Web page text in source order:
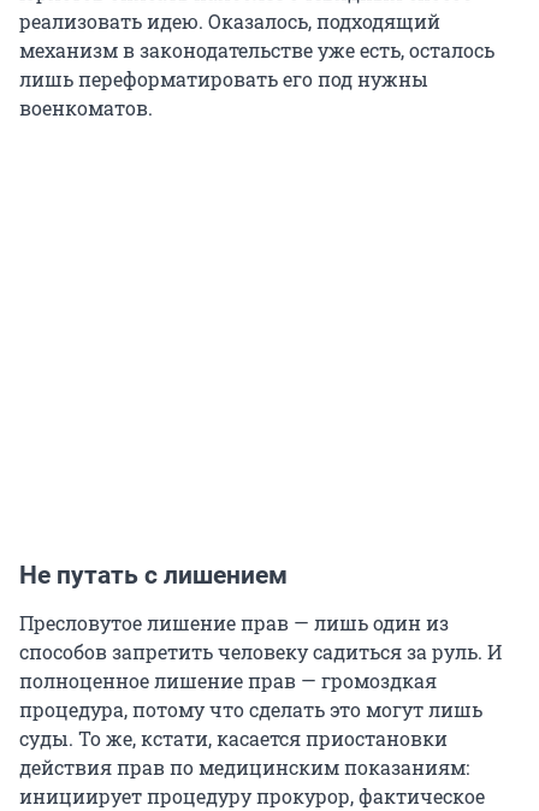
реализовать идею. Оказалось, подходящий
механизм в законодательстве уже есть, осталось
лишь переформатировать его под нужны
военкоматов.
Не путать с лишением
Пресловутое лишение прав — лишь один из
способов запретить человеку садиться за руль. И
полноценное лишение прав — громоздкая
процедура, потому что сделать это могут лишь
суды. То же, кстати, касается приостановки
действия прав по медицинским показаниям:
инициирует процедуру прокурор, фактическое